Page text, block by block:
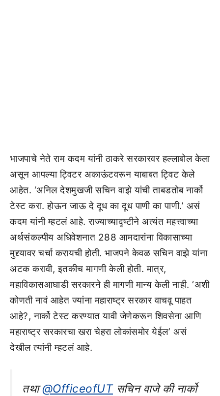
भाजपाचे नेते राम कदम यांनी ठाकरे सरकारवर हल्लाबोल केला
असून आपल्या ट्विटर अकाऊंटवरून याबाबत ट्विट केले
आहेत. ‘अनिल देशमुखजी सचिन वाझे यांची ताबडतोब नार्को
टेस्ट करा. होऊन जाऊ दे दूध का दूध पाणी का पाणी.’ असं
कदम यांनी म्हटलं आहे. राज्याच्यादृष्टीने अत्यंत महत्त्वाच्या
अर्थसंकल्पीय अधिवेशनात 288 आमदारांना विकासाच्या
मुद्द्यावर चर्चा करायची होती. भाजपने केवळ सचिन वाझे यांना
अटक करावी, इतकीच मागणी केली होती. मात्र,
महाविकासआघाडी सरकारने ही मागणी मान्य केली नाही. ‘अशी
कोणती नावं आहेत ज्यांना महाराष्ट्र सरकार वाचवू पाहत
आहे?, नार्को टेस्ट करण्यात यावी जेणेकरून शिवसेना आणि
महाराष्ट्र सरकारचा खरा चेहरा लोकांसमोर येईल’ असं
देखील त्यांनी म्हटलं आहे.
तथा@OfficeofUTसचिन वाजे की नार्को